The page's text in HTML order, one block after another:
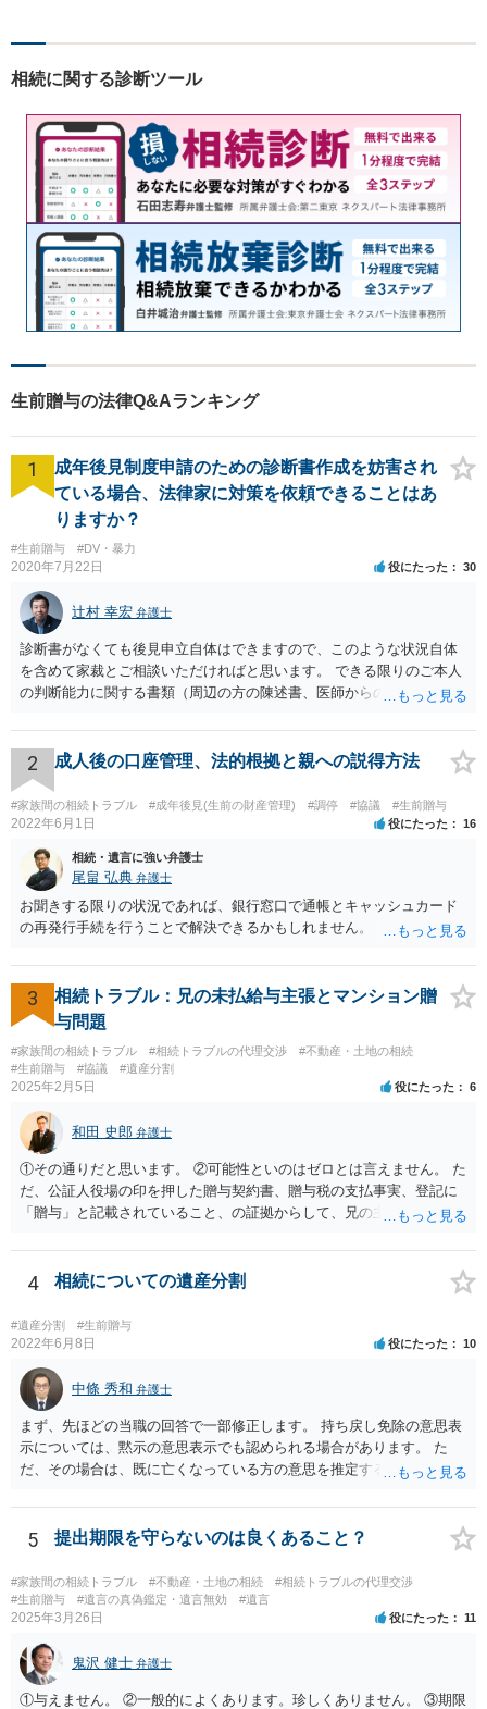
【24時間予約受付】【出張相
約）全社対応いたします】
相続に関する診断ツール
生前贈与の法律Q&Aランキング
1
成年後見制度申請のための診断書作成を妨害され
ている場合、法律家に対策を依頼できることはあ
りますか？
#生前贈与 #DV・暴力
2020年7月22日 役にたった 30
辻村 幸宏 弁護士
診断書がなくても後見申立自体はできますので、このような状況自体
を含めて家裁とご相談いただければと思います。 できる限りのご本人
の判断能力に関する書類（周辺の方の陳述書、医師からの聴取書等）
をしていただければそこから先は進むのではないかと存じます。 ま
た、Aさんの意向を酌みすぎるあまりに後見申立ができない状況にして
いる施設の問題もありますので、当該地域の地域包括支援センターに
ご相談されるのもひとつの方法です。
2 成人後の口座管理、法的根拠と親への説得方法
#家族間の相続トラブル #成年後見(生前の財産管理) #調停 #協議 #生前贈与
2022年6月1日 役にたった 16
相続・遺言に強い弁護士
尾畠 弘典 弁護士
お聞きする限りの状況であれば、銀行窓口で通帳とキャッシュカード
の再発行手続を行うことで解決できるかもしれません。
3
相続トラブル：兄の未払給与主張とマンション贈
与問題
#家族間の相続トラブル #相続トラブルの代理交渉
#不動産・土地の相続
#生前贈与
#協議 #遺産分割
2025年2月5日 役にたった 6
和田 史郎 弁護士
①その通りだと思います。 ②可能性といのはゼロとは言えません。 た
だ、公証人役場の印を押した贈与契約書、贈与税の支払事実、登記に
「贈与」と記載されていること、の証拠からして、兄の主張は通らな
わなければ、遺産分割調停を申し立てて進めるのがベターのような気
がしますね。
4 相続についての遺産分割
#遺産分割 #生前贈与
2022年6月8日 役にたった 10
中條 秀和 弁護士
まず、先ほどの当職の回答で一部修正します。 持ち戻し免除の意思表
示については、黙示の意思表示でも認められる場合があります。 た
だ、その場合は、既に亡くなっている方の意思を推定することになり
持ち戻し免除の意思表示は書面で明確にしておいていただくべきとい
う結論は変わりません。 誤解を与えるような回答でした。失礼しまし
た。 文言については、「〇〇に対する生前贈与による特別受益の持ち
戻しをすべて免除する」というのがオーソドックスなものですが、ご
心配ならば、弁護士のところに行って、特別受益となりそうな贈与に
ついて説明した上で、適切な文言についてご相談してみてはいかがで
しょうか。
5 提出期限を守らないのは良くあること？
#家族間の相続トラブル #不動産・土地の相続
#相続トラブルの代理交渉
#生前贈与
#遺言の真偽鑑定・遺言無効 #遺言
2025年3月26日 役にたった 11
鬼沢 健士 弁護士
①与えません。 ②一般的によくあります。珍しくありません。 ③期限